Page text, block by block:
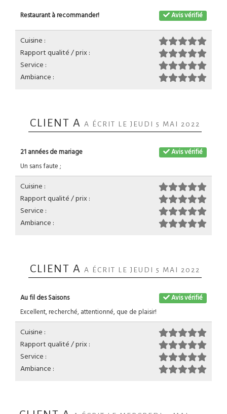
Avis vérifié
Restaurant à recommander!
Cuisine :
Rapport qualité / prix :
Service :
Ambiance :
CLIENT A A ÉCRIT LE JEUDI 5 MAI 2022
Avis vérifié
21 années de mariage
Un sans faute ;
Cuisine :
Rapport qualité / prix :
Service :
Ambiance :
CLIENT A A ÉCRIT LE JEUDI 5 MAI 2022
Avis vérifié
Au fil des Saisons
Excellent, recherché, attentionné, que de plaisir!
Cuisine :
Rapport qualité / prix :
Service :
Ambiance :